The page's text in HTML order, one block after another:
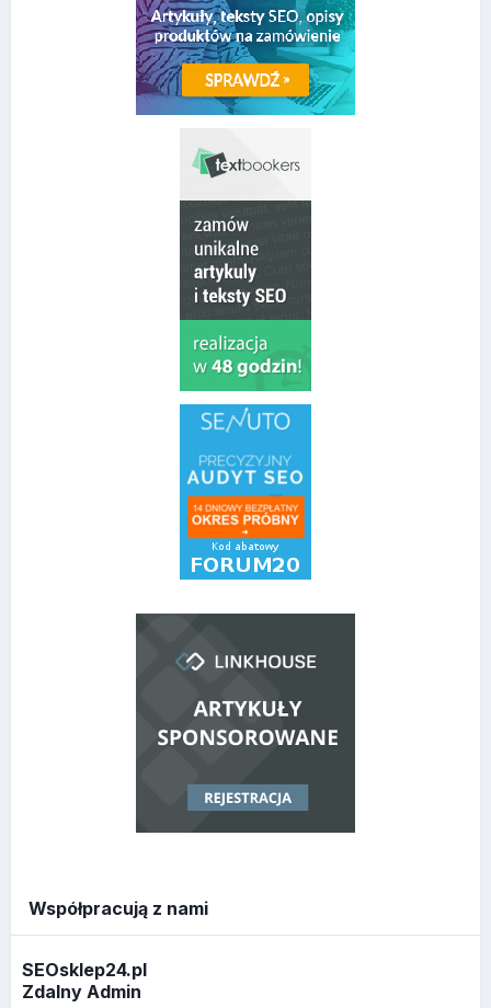
Współpracują z nami
SEOsklep24.pl
Zdalny Admin